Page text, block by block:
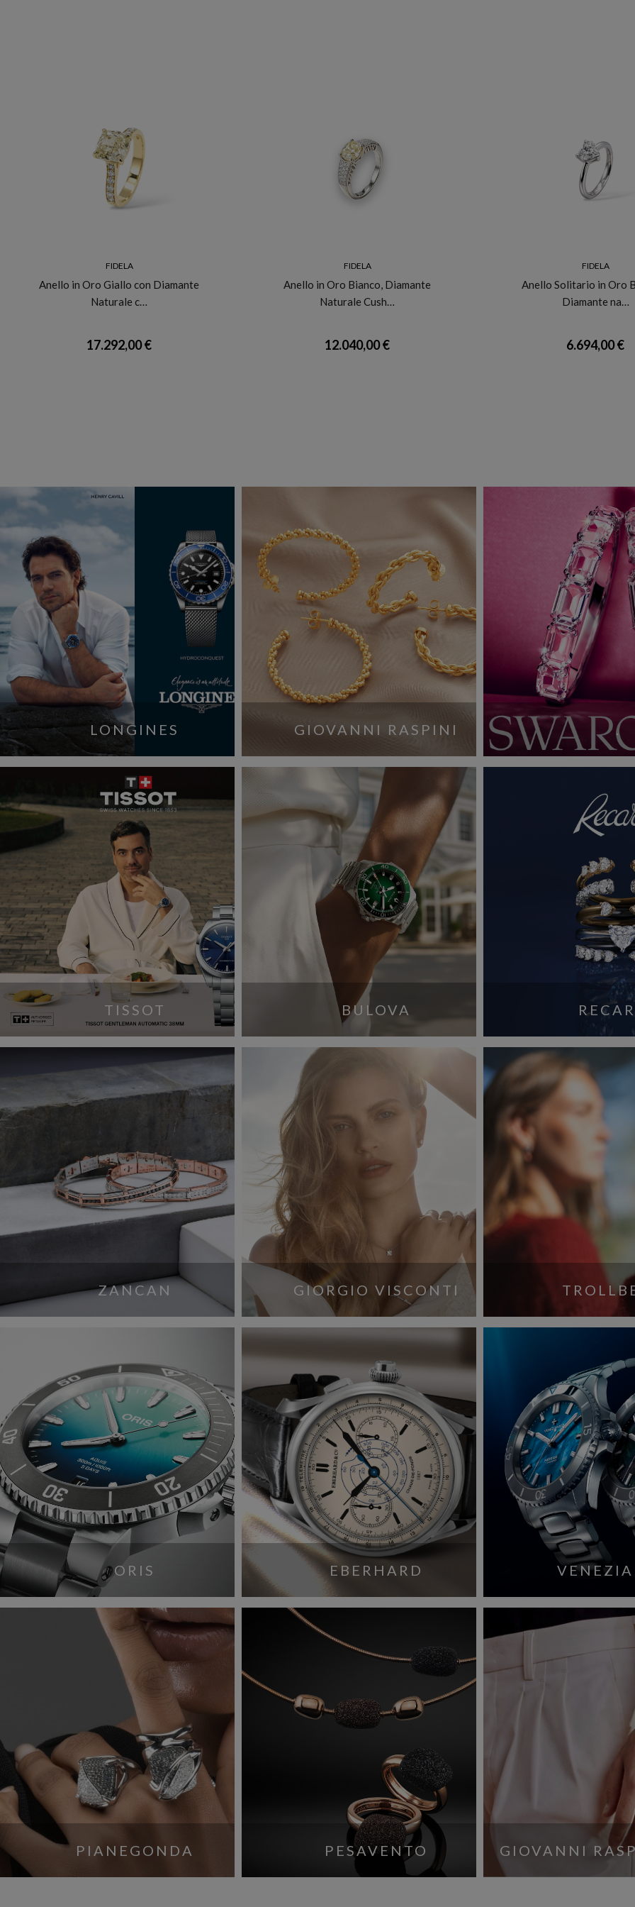
FIDELA
Anello in Oro Giallo con Diamante
Naturale c…
17.292,00 €
FIDELA
Anello in Oro Bianco, Diamante
Naturale Cush…
12.040,00 €
FIDELA
Anello Solitario in Oro
Diamante na…
6.694,00 €
LONGINES GIOVANNI RASPINI .
TISSOT BULOVA
ZANCAN GIORGIO VISCONTI
ORIS EBERHARD
PIANEGONDA PESAVENTO GIOVANNI